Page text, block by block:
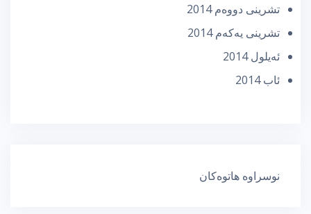
تشرینی دووه‌م 2014
تشرینی یه‌كه‌م 2014
ئه‌یلول 2014
ئاب 2014
نوسراوە هاتوەکان